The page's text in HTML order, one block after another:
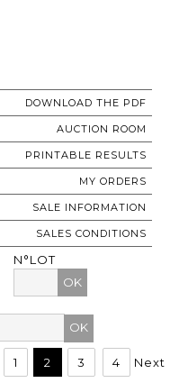
DOWNLOAD THE PDF
AUCTION ROOM
PRINTABLE RESULTS
MY ORDERS
SALE INFORMATION
SALES CONDITIONS
N°LOT
OK
1 2 3 4 Next